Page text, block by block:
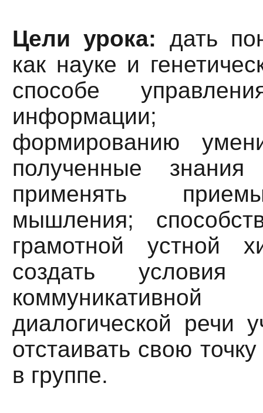
Цели урока: дать
как науке и
способе
информации;
формированию
полученные
применять
мышления;
грамотной устной
создать условия
диалогической речи
отстаивать свою
в группе.